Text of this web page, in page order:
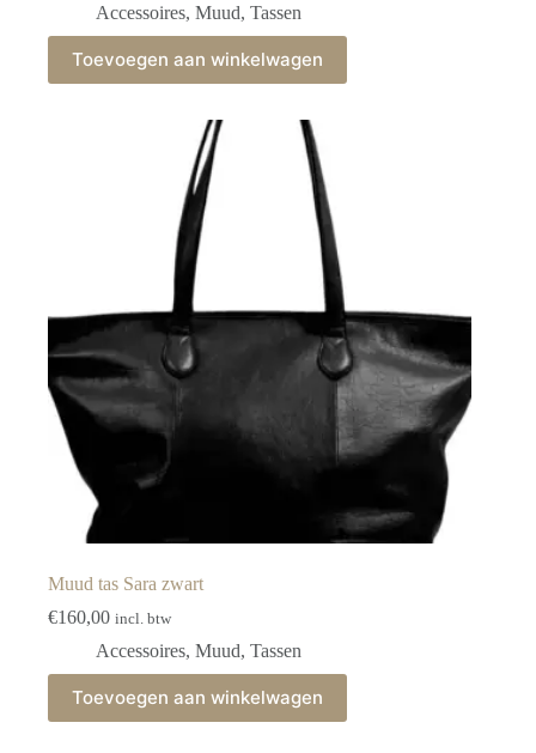
Accessoires, Muud, Tassen
Toevoegen aan winkelwagen
Muud tas Sara zwart
€160,00 incl. btw
Accessoires, Muud, Tassen
Toevoegen aan winkelwagen